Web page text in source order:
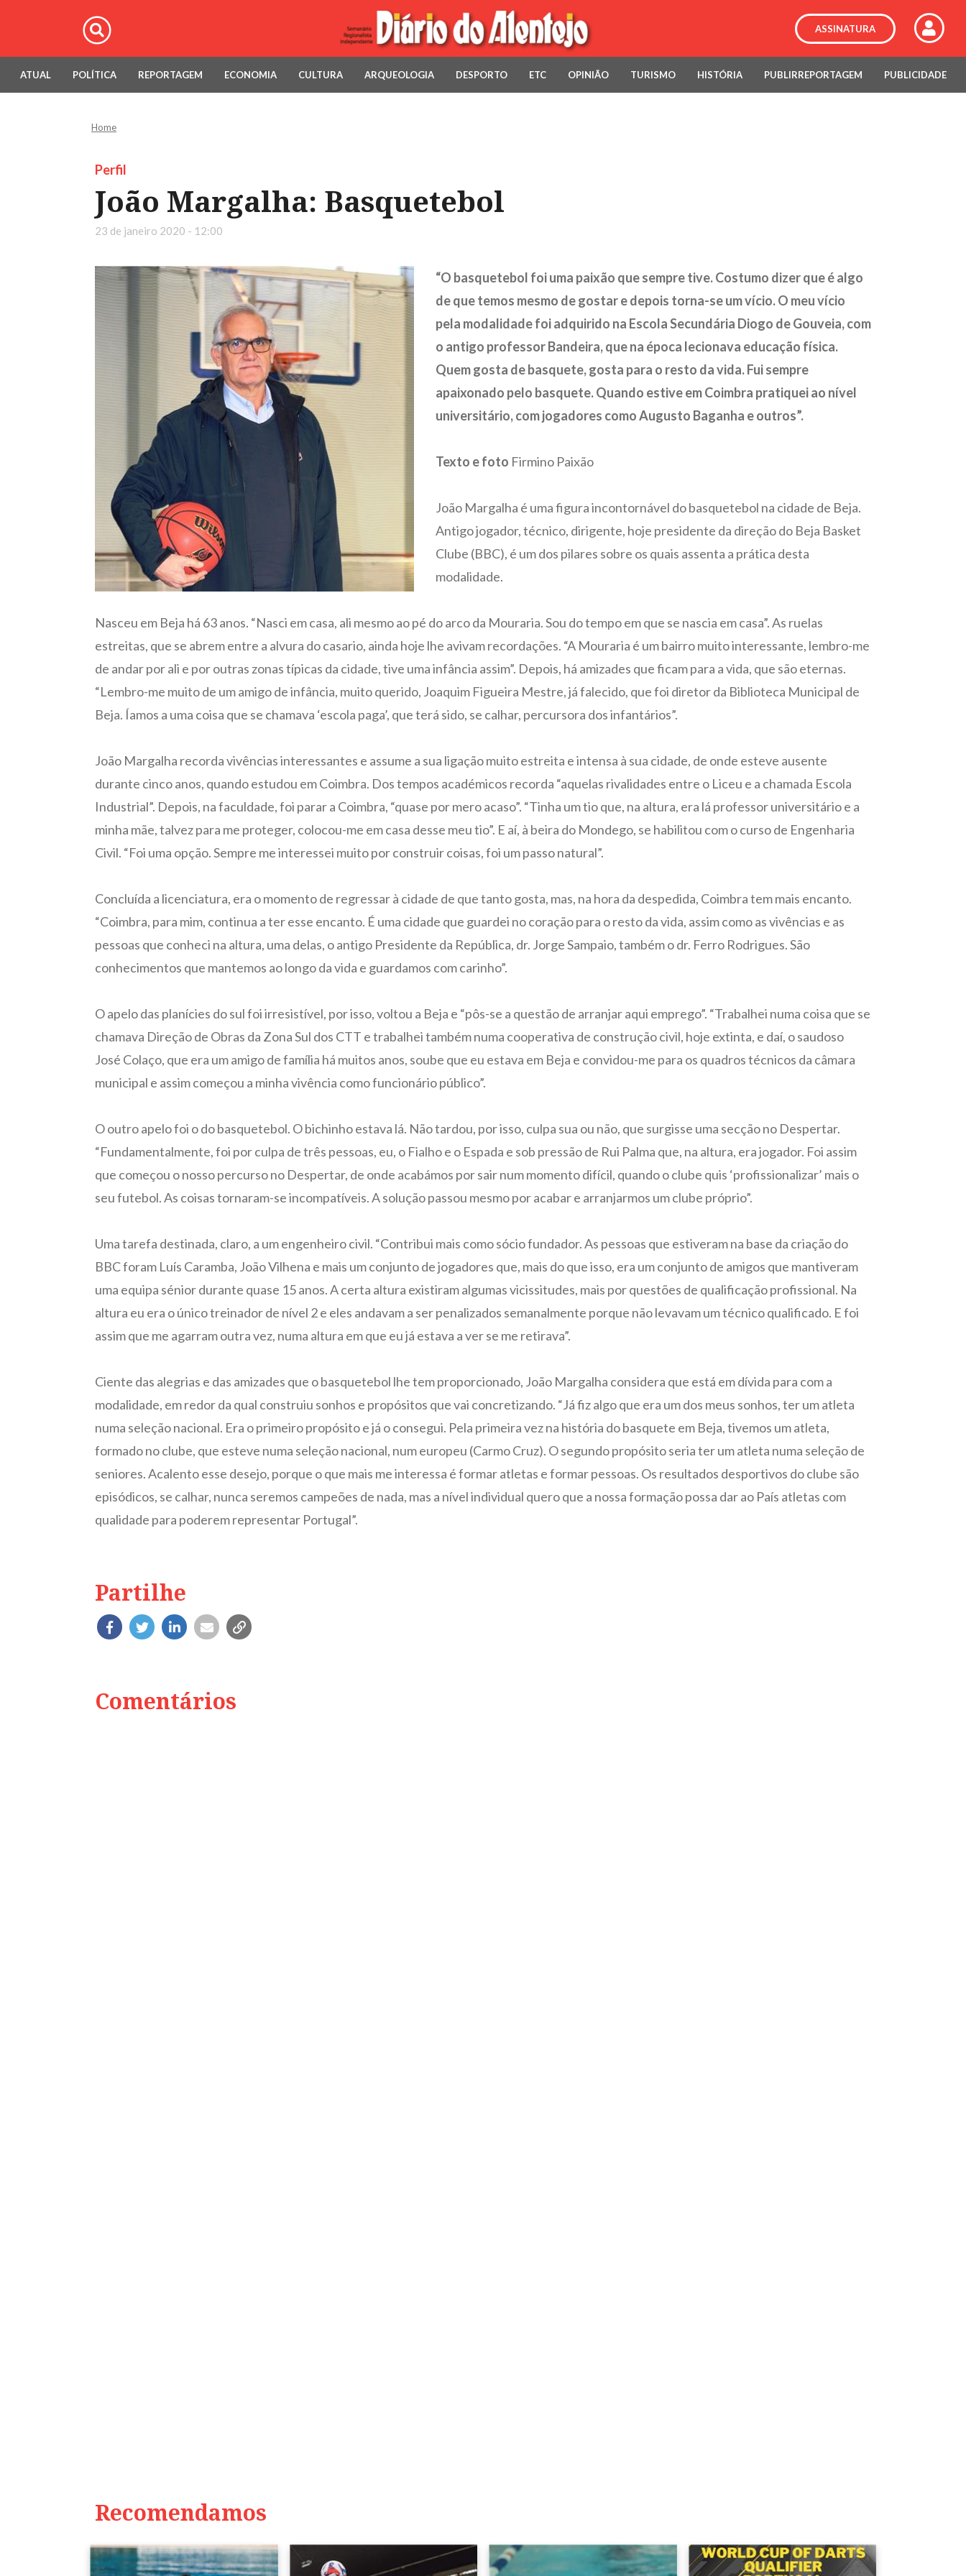
ASSINATURA
ATUAL POLÍTICA REPORTAGEM ECONOMIA CULTURA ARQUEOLOGIA DESPORTO ETC OPINIÃO TURISMO HISTÓRIA PUBLIRREPORTAGEM PUBLICIDADE
Home
Perfil
João Margalha: Basquetebol
23 de janeiro 2020 - 12:00
“O basquetebol foi uma paixão que sempre tive. Costumo dizer que é algo
de que temos mesmo de gostar e depois torna-se um vício. O meu vício
pela modalidade foi adquirido na Escola Secundária Diogo de Gouveia, com
o antigo professor Bandeira, que na época lecionava educação física.
Quem gosta de basquete, gosta para o resto da vida. Fui sempre
apaixonado pelo basquete. Quando estive em Coimbra pratiquei ao nível
universitário, com jogadores como Augusto Baganha e outros”.
Texto e foto Firmino Paixão
João Margalha é uma figura incontornável do basquetebol na cidade de Beja.
Antigo jogador, técnico, dirigente, hoje presidente da direção do Beja Basket
Clube (BBC), é um dos pilares sobre os quais assenta a prática desta
modalidade.
Nasceu em Beja há 63 anos. “Nasci em casa, ali mesmo ao pé do arco da Mouraria. Sou do tempo em que se nascia em casa”. As ruelas
estreitas, que se abrem entre a alvura do casario, ainda hoje lhe avivam recordações. “A Mouraria é um bairro muito interessante, lembro-me
de andar por ali e por outras zonas típicas da cidade, tive uma infância assim”. Depois, há amizades que ficam para a vida, que são eternas.
“Lembro-me muito de um amigo de infância, muito querido, Joaquim Figueira Mestre, já falecido, que foi diretor da Biblioteca Municipal de
Beja. Íamos a uma coisa que se chamava ‘escola paga’, que terá sido, se calhar, percursora dos infantários”.
João Margalha recorda vivências interessantes e assume a sua ligação muito estreita e intensa à sua cidade, de onde esteve ausente
durante cinco anos, quando estudou em Coimbra. Dos tempos académicos recorda “aquelas rivalidades entre o Liceu e a chamada Escola
Industrial”. Depois, na faculdade, foi parar a Coimbra, “quase por mero acaso”. “Tinha um tio que, na altura, era lá professor universitário e a
minha mãe, talvez para me proteger, colocou-me em casa desse meu tio”. E aí, à beira do Mondego, se habilitou com o curso de Engenharia
Civil. “Foi uma opção. Sempre me interessei muito por construir coisas, foi um passo natural”.
Concluída a licenciatura, era o momento de regressar à cidade de que tanto gosta, mas, na hora da despedida, Coimbra tem mais encanto.
“Coimbra, para mim, continua a ter esse encanto. É uma cidade que guardei no coração para o resto da vida, assim como as vivências e as
pessoas que conheci na altura, uma delas, o antigo Presidente da República, dr. Jorge Sampaio, também o dr. Ferro Rodrigues. São
conhecimentos que mantemos ao longo da vida e guardamos com carinho”.
O apelo das planícies do sul foi irresistível, por isso, voltou a Beja e “pôs-se a questão de arranjar aqui emprego”. “Trabalhei numa coisa que se
chamava Direção de Obras da Zona Sul dos CTT e trabalhei também numa cooperativa de construção civil, hoje extinta, e daí, o saudoso
José Colaço, que era um amigo de família há muitos anos, soube que eu estava em Beja e convidou-me para os quadros técnicos da câmara
municipal e assim começou a minha vivência como funcionário público”.
O outro apelo foi o do basquetebol. O bichinho estava lá. Não tardou, por isso, culpa sua ou não, que surgisse uma secção no Despertar.
“Fundamentalmente, foi por culpa de três pessoas, eu, o Fialho e o Espada e sob pressão de Rui Palma que, na altura, era jogador. Foi assim
que começou o nosso percurso no Despertar, de onde acabámos por sair num momento difícil, quando o clube quis ‘profissionalizar’ mais o
seu futebol. As coisas tornaram-se incompatíveis. A solução passou mesmo por acabar e arranjarmos um clube próprio”.
Uma tarefa destinada, claro, a um engenheiro civil. “Contribui mais como sócio fundador. As pessoas que estiveram na base da criação do
BBC foram Luís Caramba, João Vilhena e mais um conjunto de jogadores que, mais do que isso, era um conjunto de amigos que mantiveram
uma equipa sénior durante quase 15 anos. A certa altura existiram algumas vicissitudes, mais por questões de qualificação profissional. Na
altura eu era o único treinador de nível 2 e eles andavam a ser penalizados semanalmente porque não levavam um técnico qualificado. E foi
assim que me agarram outra vez, numa altura em que eu já estava a ver se me retirava”.
Ciente das alegrias e das amizades que o basquetebol lhe tem proporcionado, João Margalha considera que está em dívida para com a
modalidade, em redor da qual construiu sonhos e propósitos que vai concretizando. “Já fiz algo que era um dos meus sonhos, ter um atleta
numa seleção nacional. Era o primeiro propósito e já o consegui. Pela primeira vez na história do basquete em Beja, tivemos um atleta,
formado no clube, que esteve numa seleção nacional, num europeu (Carmo Cruz). O segundo propósito seria ter um atleta numa seleção de
seniores. Acalento esse desejo, porque o que mais me interessa é formar atletas e formar pessoas. Os resultados desportivos do clube são
episódicos, se calhar, nunca seremos campeões de nada, mas a nível individual quero que a nossa formação possa dar ao País atletas com
qualidade para poderem representar Portugal”.
Partilhe
Comentários
Recomendamos